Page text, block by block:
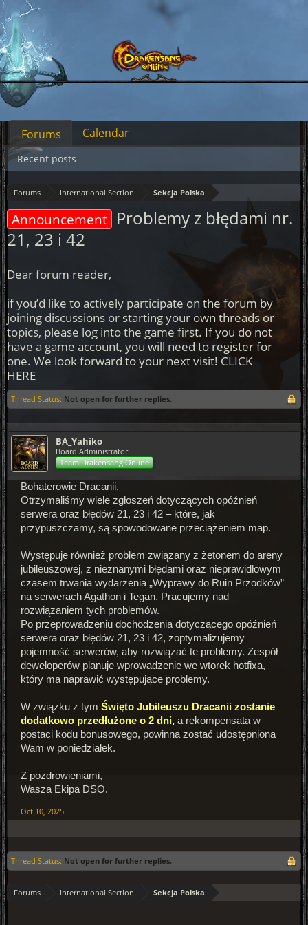
Forums International Section Sekcja Polska
Announcement Problemy z błędami nr.
21, 23 i 42
Dear forum reader,
if you’d like to actively participate on the forum by
joining discussions or starting your own threads or
topics, please log into the game first. If you do not
have a game account, you will need to register for
one. We look forward to your next visit! CLICK
HERE
Thread Status: Not open for further replies.
BA_Yahiko
Board Administrator
Team Drakensang Online
Bohaterowie Dracanii,
Otrzymaliśmy wiele zgłoszeń dotyczących opóźnień
serwera oraz błędów 21, 23 i 42 – które, jak
przypuszczamy, są spowodowane przeciążeniem map.
Występuje również problem związany z żetonem do areny
jubileuszowej, z nieznanymi błędami oraz nieprawidłowym
czasem trwania wydarzenia „Wyprawy do Ruin Przodków”
na serwerach Agathon i Tegan. Pracujemy nad
rozwiązaniem tych problemów.
Po przeprowadzeniu dochodzenia dotyczącego opóźnień
serwera oraz błędów 21, 23 i 42, zoptymalizujemy
pojemność serwerów, aby rozwiązać te problemy. Zespół
deweloperów planuje wprowadzenie we wtorek hotfixa,
który ma naprawić występujące problemy.
W związku z tym Święto Jubileuszu Dracanii zostanie
dodatkowo przedłużone o 2 dni, a rekompensata w
postaci kodu bonusowego, powinna zostać udostępniona
Wam w poniedziałek.
Z pozdrowieniami,
Wasza Ekipa DSO.
Oct 10, 2025
Thread Status: Not open for further replies.
Forums International Section Sekcja Polska
Forums
Recent posts
Calendar